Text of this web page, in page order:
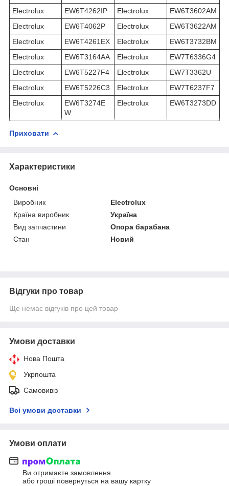
Electrolux
EW6T4262IP Electrolux
EW6T3602AM
Electrolux
EW6T4062P Electrolux
EW6T3622AM
Electrolux
EW6T4261EX Electrolux
EW6T3732BM
Electrolux
EW6T3164AA Electrolux
EW7T6336G4
Electrolux
EW6T5227F4 Electrolux
EW7T3362U
Electrolux
EW6T5226C3 Electrolux
EW7T6237F7
Electrolux
EW6T3274E
W
Electrolux EW6T3273DD
Приховати
Характеристики
Основні
Виробник
Electrolux
Країна виробник
Україна
Вид запчастини
Опора барабана
Стан
Новий
Відгуки про товар
Ще немає відгуків про цей товар
Умови доставки
Нова Пошта
Укрпошта
Самовивіз
Всі умови доставки
Умови оплати
Ви отримаєте замовлення
або гроші повернуться на вашу картку